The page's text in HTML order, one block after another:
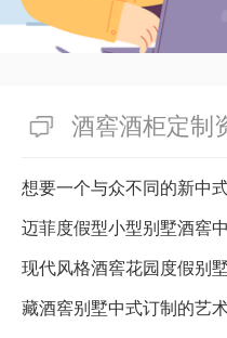
酒窖酒柜定制
想要一个与众不同的新中
迈菲度假型小型别墅酒窖
藏酒窖别墅中式订制的艺